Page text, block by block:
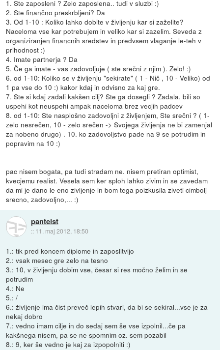
1. Ste zaposleni ? Zelo zaposlena.. tudi v sluzbi :)
2. Ste finančno preskrbljeni? Da
3. Od 1-10 : Koliko lahko dobite v življenju kar si zaželite?
Naceloma vse kar potrebujem in veliko kar si zazelim. Seveda z
organiziranjen financnih sredstev in predvsem vlaganje le-teh v
prihodnost :)
4. Imate partnerja ? Da
5. Če ga imate - vas zadovoljuje ( ste srečni z njim ). Zelo! :)
6. od 1-10: Koliko se v življenju "sekirate" ( 1 - Nič , 10 - Veliko) od
1 pa vse do 10 :) kakor kdaj in odvisno za kaj gre.
7. Ste si kdaj zadali kakšen cilj? Ste ga dosegli ? Zadala. bili so
uspehi kot neuspehi ampak naceloma brez vecjih padcev
8. od 1-10: Ste nasplošno zadovoljni z življenjem, Ste srečni ? ( 1-
zelo nesrečen, 10 - zelo srečen -> Svojega življenja ne bi zamenjal
za nobeno drugo) . 10. ko zadovoljstvo pade na 9 se potrudim in
popravim na 10 :)
pac nisem bogata, pa tudi stradam ne. nisem pretiran optimist,
kvecjemu realist. Vesela sem ker sploh lahko zivim in se zavedam
da mi je dano le eno zivljenje in bom tega poizkusila ziveti cimbolj
srecno, zadovoljno,... :)
panteist
:: 11. maj 2012, 18:50
1.: tik pred koncem diplome in zaposlitvijo
2.: vsak mesec gre zelo na tesno
3.: 10, v življenju dobim vse, česar si res močno želim in se
potrudim
4.: Ne
5.: /
6.: življenje ima čist preveč lepih stvari, da bi se sekiral...vse je za
nekaj dobro
7.: vedno imam cilje in do sedaj sem še vse izpolnil...če pa
kakšnega nisem, pa se ne spomnim oz. sem pozabil
8.: 9, ker še vedno je kaj za izpopolniti :)